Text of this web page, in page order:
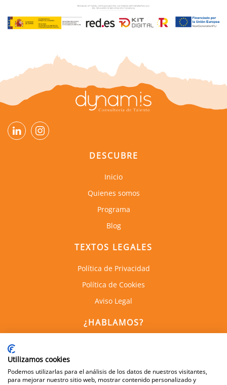
DESCUBRE
Inicio
Quienes somos
Programa
Blog
TEXTOS LEGALES
Política de Privacidad
Política de Cookies
Aviso Legal
¿HABLAMOS?
Utilizamos cookies
Podemos utilizarlas para el análisis de los datos de nuestros visitantes,
para mejorar nuestro sitio web, mostrar contenido personalizado y